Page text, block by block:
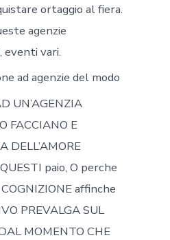
ortaggio al fiera.
agenzie
eventi vari.
ad agenzie del modo
UN’AGENZIA
FACCIANO E
DELL’AMORE
paio, O perche
affinche
PREVALGA SUL
MOMENTO CHE